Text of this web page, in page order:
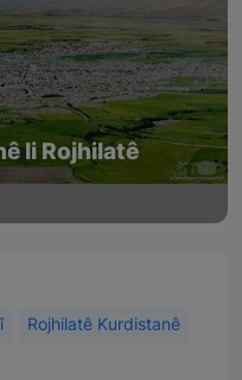
li Rojhilatê
Rojhilatê Kurdistanê